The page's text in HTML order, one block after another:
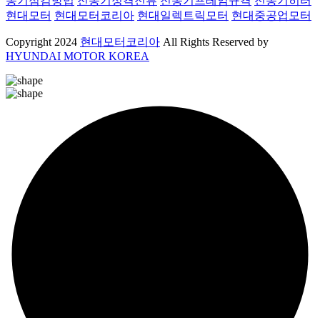
현대모터 현대모터코리아 현대일렉트릭모터 현대중공업모터
Copyright 2024 현대모터코리아 All Rights Reserved by
HYUNDAI MOTOR KOREA